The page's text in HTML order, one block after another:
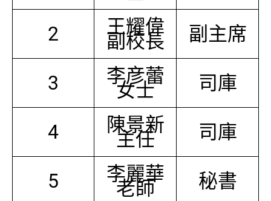
2 王耀偉
副校長 副主席
3 李彦蕾
女士 司庫
4 陳景新
主任 司庫
5 李麗華
老師 秘書